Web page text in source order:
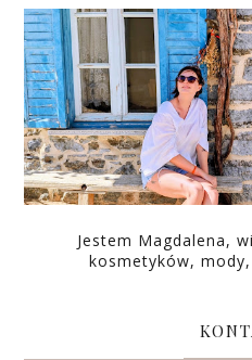
Jestem Magdalena,
kosmetyków,